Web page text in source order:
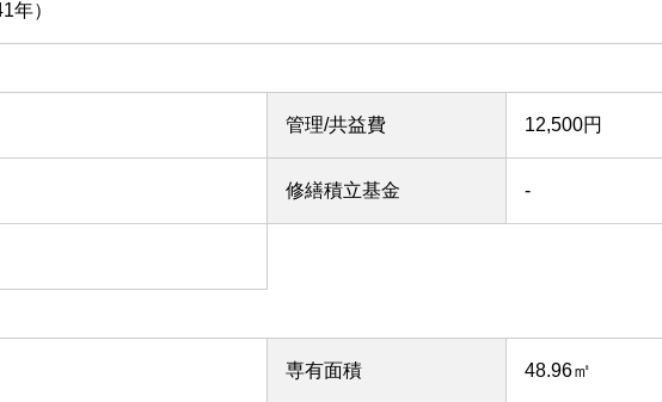
年）
管理/共益費 12,500円
修繕積立基金 -
専有面積 48.96㎡